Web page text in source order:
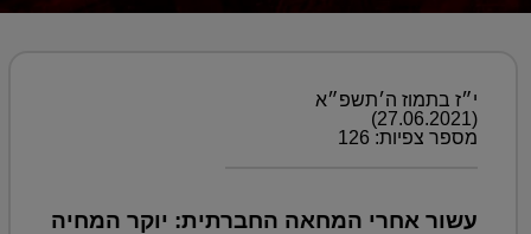
י״ז בתמוז ה׳תשפ״א
(27.06.2021)
מספר צפיות: 126
עשור אחרי המחאה החברתית: יוקר המחיה